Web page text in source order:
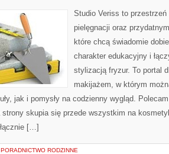
Studio Veriss to
pielęgnacji oraz
które chcą świadomie
charakter edukacyjny i
stylizacją fryzur. To portal
makijażem, w którym
jak i pomysły na codzienny wygląd.
strony skupia się przede wszystkim na
[…]
PORADNICTWO RODZINNE